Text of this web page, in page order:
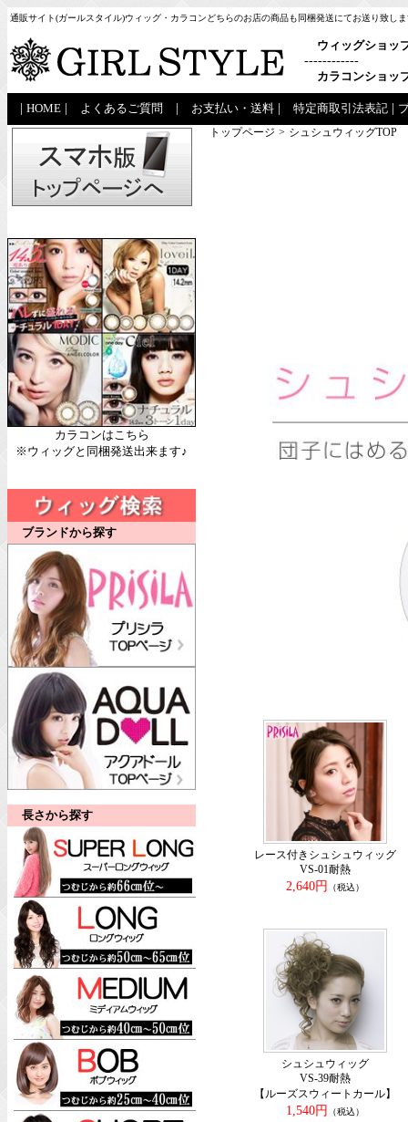
通販サイト(ガールスタイル)ウィッグ・カラコンどちらのお店の商品も同梱発送にてお送り致し
ウィッグショッ
------------
カラコンショッ
HOME よくあるご質問 お支払い・送料 特定商取引法表記
カラコンはこちら
※ウィッグと同梱発送出来ます♪
ブランドから探す
長さから探す
トップページ > シュシュウィッグTOP
レース付きシュシュウィッグ
VS-01耐熱
2,640円
（税込）
シュシュウィッグ
VS-39耐熱
【ルーズスウィートカール】
1,540円
（税込）